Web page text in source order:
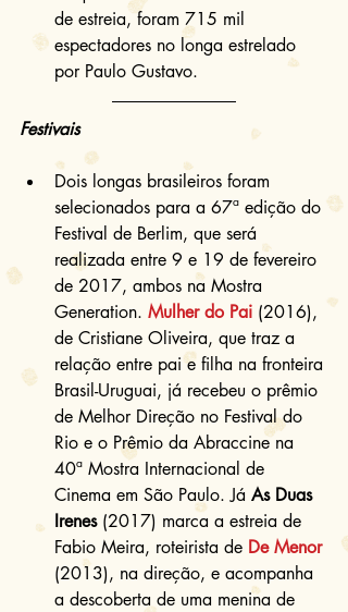
de estreia, foram 715 mil
espectadores no longa estrelado
por Paulo Gustavo.
Festivais
Dois longas brasileiros foram
selecionados para a 67ª edição do
Festival de Berlim, que será
realizada entre 9 e 19 de fevereiro
de 2017, ambos na Mostra
Generation. Mulher do Pai (2016),
de Cristiane Oliveira, que traz a
relação entre pai e filha na fronteira
Brasil-Uruguai, já recebeu o prêmio
de Melhor Direção no Festival do
Rio e o Prêmio da Abraccine na
40ª Mostra Internacional de
Cinema em São Paulo. Já As Duas
Irenes (2017) marca a estreia de
Fabio Meira, roteirista de De Menor
(2013), na direção, e acompanha
a descoberta de uma menina de